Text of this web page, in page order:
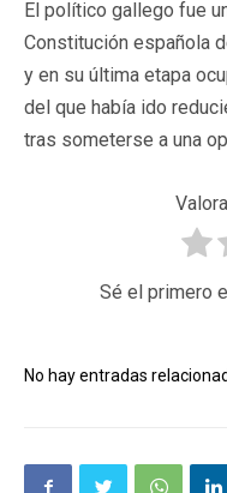
El político gallego fue
Constitución española
y en su última etapa
del que había ido
tras someterse a una
Sé el primero
No hay entradas